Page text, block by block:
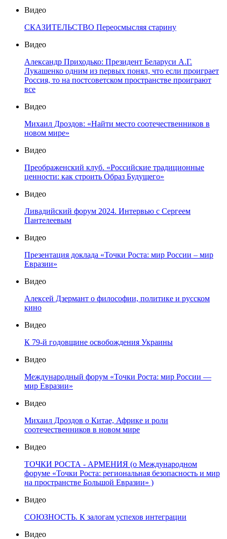
Видео
СКАЗИТЕЛЬСТВО Переосмысляя старину
Видео
Александр Приходько: Президент Беларуси А.Г.
Лукашенко одним из первых понял, что если проиграет
Россия, то на постсоветском пространстве проиграют
все
Видео
Михаил Дроздов: «Найти место соотечественников в
новом мире»
Видео
Преображенский клуб. «Российские традиционные
ценности: как строить Образ Будущего»
Видео
Ливадийский форум 2024. Интервью с Сергеем
Пантелеевым
Видео
Презентация доклада «Точки Роста: мир России – мир
Евразии»
Видео
Алексей Дзермант о философии, политике и русском
кино
Видео
К 79-й годовщине освобождения Украины
Видео
Международный форум «Точки Роста: мир России —
мир Евразии»
Видео
Михаил Дроздов о Китае, Африке и роли
соотечественников в новом мире
Видео
ТОЧКИ РОСТА - АРМЕНИЯ (о Международном
форуме «Точки Роста: региональная безопасность и мир
на пространстве Большой Евразии» )
Видео
СОЮЗНОСТЬ. К залогам успехов интеграции
Видео